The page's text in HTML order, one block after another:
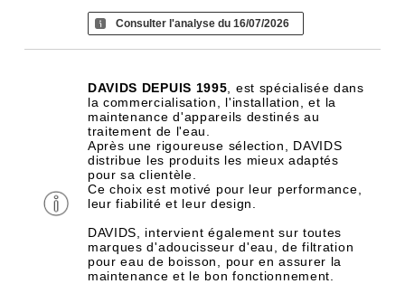
Consulter l'analyse du 16/07/2026
DAVIDS DEPUIS 1995 , est spécialisée dans
la commercialisation, l'installation, et la
maintenance d'appareils destinés au
traitement de l'eau.
Après une rigoureuse sélection, DAVIDS
distribue les produits les mieux adaptés
pour sa clientèle.
Ce choix est motivé pour leur performance,
leur fiabilité et leur design.
DAVIDS, intervient également sur toutes
marques d'adoucisseur d'eau, de filtration
pour eau de boisson, pour en assurer la
maintenance et le bon fonctionnement.